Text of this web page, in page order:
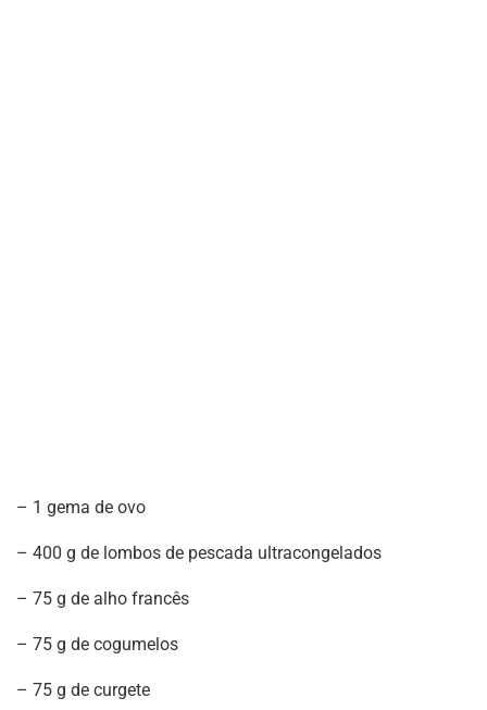
– 1 gema de ovo
– 400 g de lombos de pescada ultracongelados
– 75 g de alho francês
– 75 g de cogumelos
– 75 g de curgete